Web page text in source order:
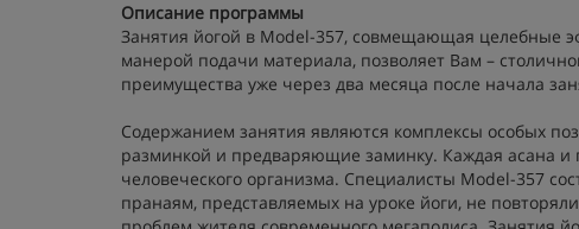
Описание программы
Занятия йогой в Model-357, совмещающая целебные
манерой подачи материала, позволяет Вам –
преимущества уже через два месяца после начала
Содержанием занятия являются комплексы особых
разминкой и предваряющие заминку. Каждая асана и
человеческого организма. Специалисты Model-357
пранаям, представляемых на уроке йоги, не